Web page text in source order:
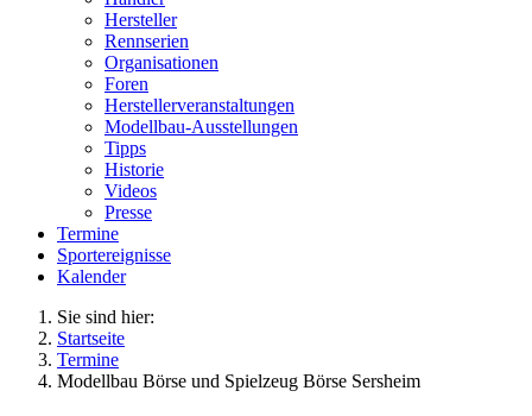
Hersteller
Rennserien
Organisationen
Foren
Herstellerveranstaltungen
Modellbau-Ausstellungen
Tipps
Historie
Videos
Presse
Termine
Sportereignisse
Kalender
Sie sind hier:
Startseite
Termine
Modellbau Börse und Spielzeug Börse Sersheim